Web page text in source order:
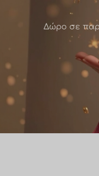
Δώρο σε
Ροζ μπρελόκ
MZ6
4.00
Διαβάστε